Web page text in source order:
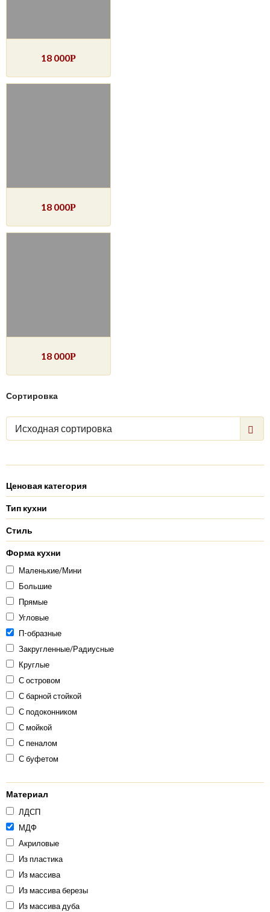
18 000Р
18 000Р
18 000Р
Сортировка
Исходная сортировка
Ценовая категория
Тип кухни
Стиль
Форма кухни
Маленькие/Мини
Большие
Прямые
Угловые
П-образные
Закругленные/Радиусные
Круглые
С островом
С барной стойкой
С подоконником
С мойкой
С пеналом
С буфетом
Материал
ЛДСП
МДФ
Акриловые
Из пластика
Из массива
Из массива березы
Из массива дуба